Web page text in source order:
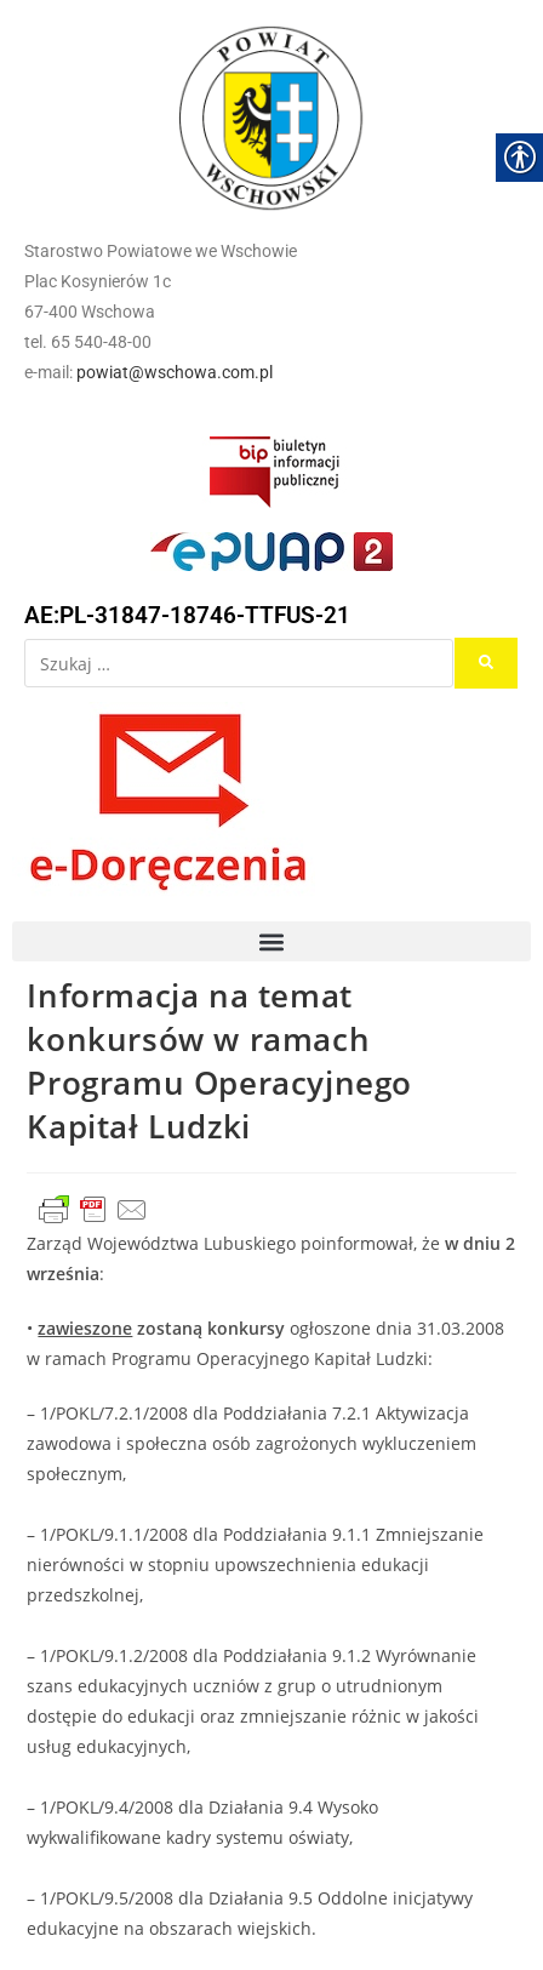
Starostwo Powiatowe we Wschowie
Plac Kosynierów 1c
67-400 Wschowa
tel. 65 540-48-00
e-mail: powiat@wschowa.com.pl
AE:PL-31847-18746-TTFUS-21
Informacja na temat
konkursów w ramach
Programu Operacyjnego
Kapitał Ludzki
Zarząd Województwa Lubuskiego poinformował, żew dniu 2
września:
•zawieszone zostaną konkursy ogłoszone dnia 31.03.2008
w ramach Programu Operacyjnego Kapitał Ludzki:
– 1/POKL/7.2.1/2008 dla Poddziałania 7.2.1 Aktywizacja
zawodowa i społeczna osób zagrożonych wykluczeniem
społecznym,
– 1/POKL/9.1.1/2008 dla Poddziałania 9.1.1 Zmniejszanie
nierówności w stopniu upowszechnienia edukacji
przedszkolnej,
– 1/POKL/9.1.2/2008 dla Poddziałania 9.1.2 Wyrównanie
szans edukacyjnych uczniów z grup o utrudnionym
dostępie do edukacji oraz zmniejszanie różnic w jakości
usług edukacyjnych,
– 1/POKL/9.4/2008 dla Działania 9.4 Wysoko
wykwalifikowane kadry systemu oświaty,
– 1/POKL/9.5/2008 dla Działania 9.5 Oddolne inicjatywy
edukacyjne na obszarach wiejskich.